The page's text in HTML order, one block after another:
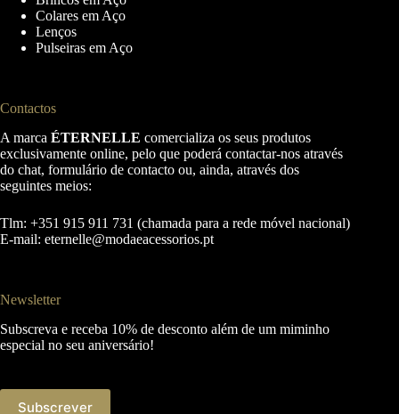
Colares em Aço
Lenços
Pulseiras em Aço
Contactos
A marca ÉTERNELLE comercializa os seus produtos
exclusivamente online, pelo que poderá contactar-nos através
do chat, formulário de contacto ou, ainda, através dos
seguintes meios:
Tlm: +351 915 911 731 (chamada para a rede móvel nacional)
E-mail: eternelle@modaeacessorios.pt
Newsletter
Subscreva e receba 10% de desconto além de um miminho
especial no seu aniversário!
Subscrever